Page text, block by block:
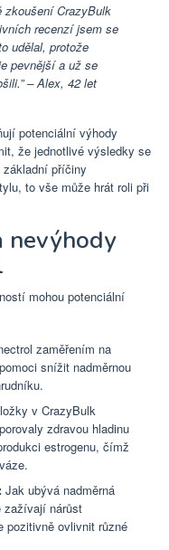
zkoušení CrazyBulk
recenzí jsem se
udělal, protože
pevnější a už se
– Alex, 42 let
potenciální výhody
že jednotlivé výsledky se
příčiny
to vše může hrát roli při
nevýhody
mohou potenciální
zaměřením na
snížit nadměrnou
v CrazyBulk
zdravou hladinu
estrogenu, čímž
Jak ubývá nadměrná
zažívají nárůst
pozitivně ovlivnit různé